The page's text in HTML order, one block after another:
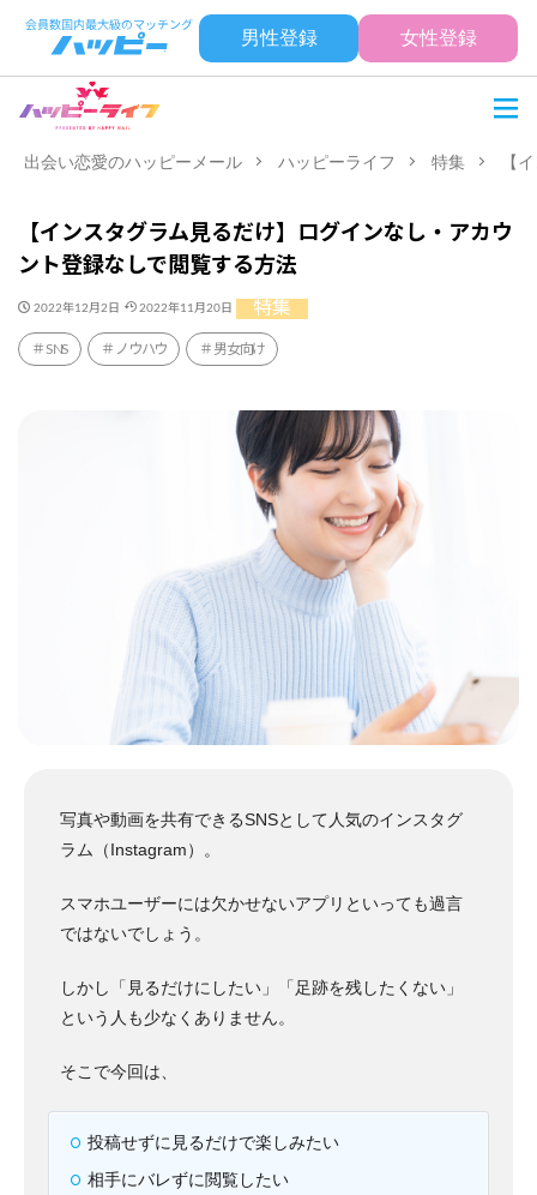
男性登録 女性登録
出会い恋愛のハッピーメール ハッピーライフ 特集 【
【インスタグラム見るだけ】ログインなし・アカウ
ント登録なしで閲覧する方法
2022年12月2日 2022年11月20日 特集
SNS ノウハウ 男女向け
写真や動画を共有できるSNSとして人気のインスタグ
ラム（Instagram）。
スマホユーザーには欠かせないアプリといっても過言
ではないでしょう。
しかし「見るだけにしたい」「足跡を残したくない」
という人も少なくありません。
そこで今回は、
投稿せずに見るだけで楽しみたい
相手にバレずに閲覧したい